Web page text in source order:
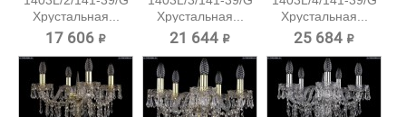
Хрустальная...
17 606 ₽
Хрустальная...
21 644 ₽
Хрустальная...
25 684 ₽